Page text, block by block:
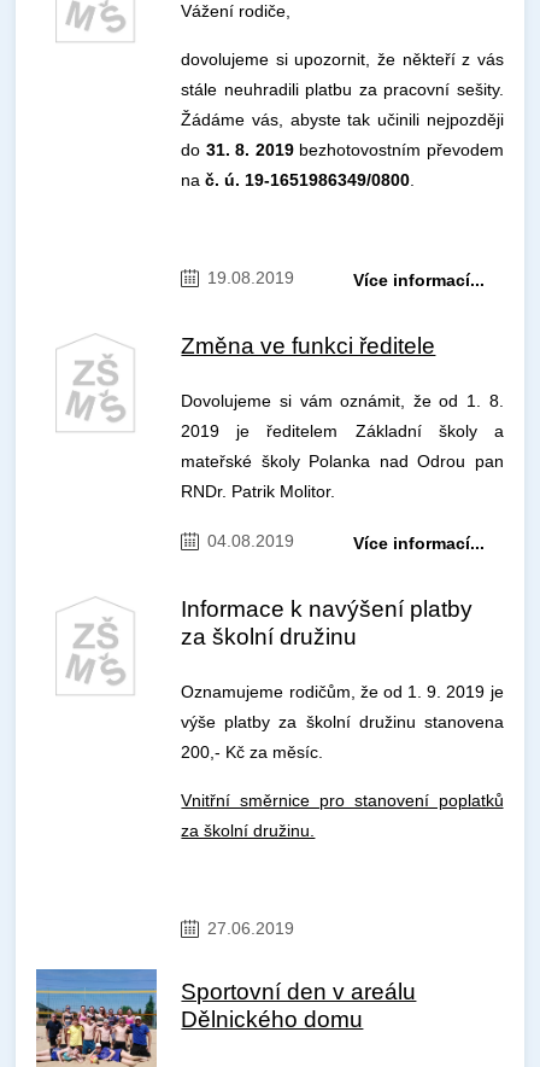
Vážení rodiče,
dovolujeme si upozornit, že někteří z vás
stále neuhradili platbu za pracovní sešity.
Žádáme vás, abyste tak učinili nejpozději
do 31. 8. 2019bezhotovostním převodem
nač. ú. 19-1651986349/0800
19.08.2019 Více informací...
Změna ve funkci ředitele
Dovolujeme si vám oznámit, že od 1. 8.
2019 je ředitelem Základní školy a
mateřské školy Polanka nad Odrou pan
RNDr. Patrik Molitor.
04.08.2019 Více informací...
Informace k navýšení platby
za školní družinu
Oznamujeme rodičům, že od 1. 9. 2019 je
výše platby za školní družinu stanovena
200,- Kč za měsíc.
Vnitřní směrnice pro stanovení poplatků
za školní družinu.
27.06.2019
Sportovní den v areálu
Dělnického domu